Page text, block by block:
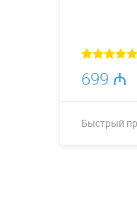
699 ₼
Быстрый